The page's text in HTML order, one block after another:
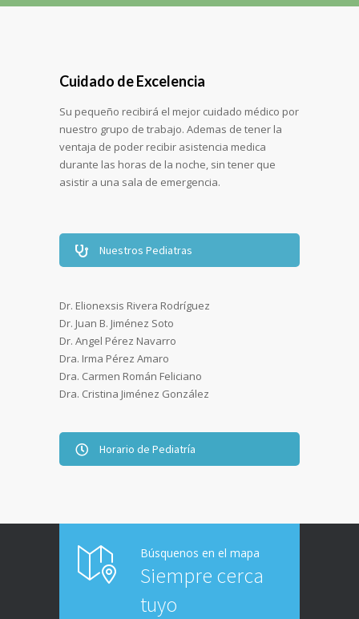
Cuidado de Excelencia
Su pequeño recibirá el mejor cuidado médico por
nuestro grupo de trabajo. Ademas de tener la
ventaja de poder recibir asistencia medica
durante las horas de la noche, sin tener que
asistir a una sala de emergencia.
Nuestros Pediatras
Dr. Elionexsis Rivera Rodríguez
Dr. Juan B. Jiménez Soto
Dr. Angel Pérez Navarro
Dra. Irma Pérez Amaro
Dra. Carmen Román Feliciano
Dra. Cristina Jiménez González
Horario de Pediatría
Búsquenos en el mapa
Siempre cerca
tuyo